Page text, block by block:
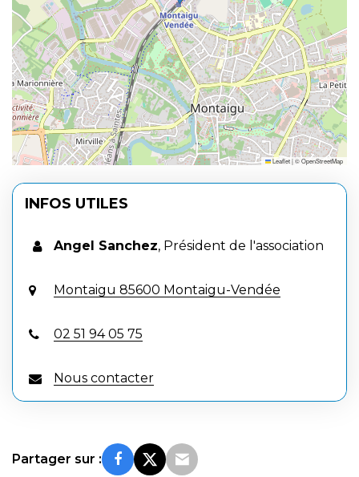
Leaflet|©OpenStreetMap
INFOS UTILES
Angel Sanchez, Président de l'association
Montaigu 85600 Montaigu-Vendée
02 51 94 05 75
Nous contacter
Partager sur :